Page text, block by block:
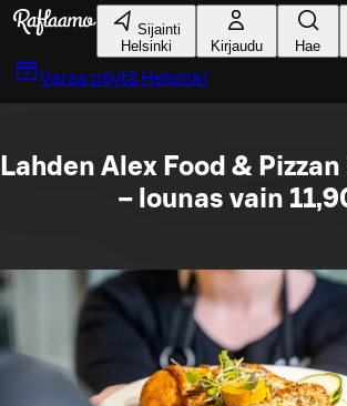
Siirry pääsisältöön
Sijainti
Helsinki
Kirjaudu Hae
Varaa pöytä Helsinki
Lahden Alex Food &
– lounas vain